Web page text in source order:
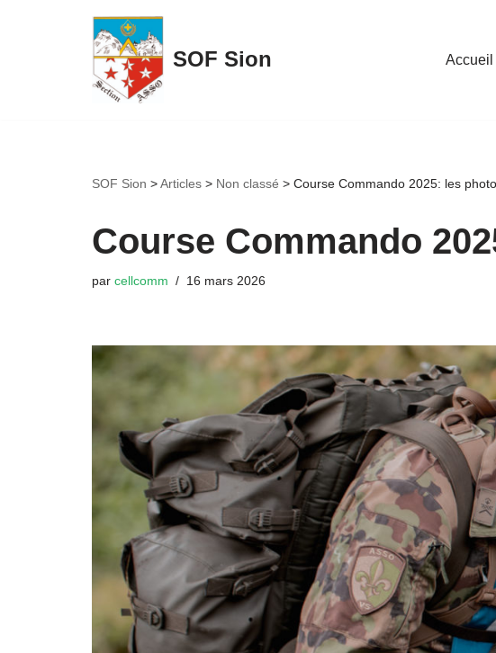
SOF Sion Accueil
SOF Sion >Articles > Non classé > Course Commando 2025: les
Course Commando
par cellcomm 16 mars 2026